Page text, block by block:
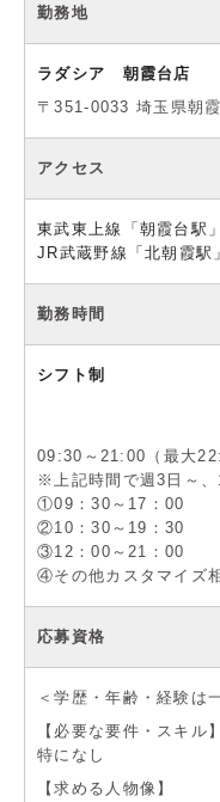
勤務地
ラダシア 朝霞台店
〒351-0033 埼玉県朝
アクセス
東武東上線「朝霞台駅
JR武蔵野線「北朝霞駅
勤務時間
シフト制
09:30～21:00（最大
※上記時間で週3日～
①09：30～17：00
②10：30～19：30
③12：00～21：00
④その他カスタマイズ
応募資格
＜学歴・年齢・経験は
【必要な要件・スキル】
特になし
【求める人物像】